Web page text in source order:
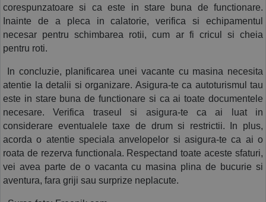
corespunzatoare si ca este in stare buna de functionare.
Inainte de a pleca in calatorie, verifica si echipamentul
necesar pentru schimbarea rotii, cum ar fi cricul si cheia
pentru roti.
In concluzie, planificarea unei vacante cu masina necesita
atentie la detalii si organizare. Asigura-te ca autoturismul tau
este in stare buna de functionare si ca ai toate documentele
necesare. Verifica traseul si asigura-te ca ai luat in
considerare eventualele taxe de drum si restrictii. In plus,
acorda o atentie speciala anvelopelor si asigura-te ca ai o
roata de rezerva functionala. Respectand toate aceste sfaturi,
vei avea parte de o vacanta cu masina plina de bucurie si
aventura, fara griji sau surprize neplacute.